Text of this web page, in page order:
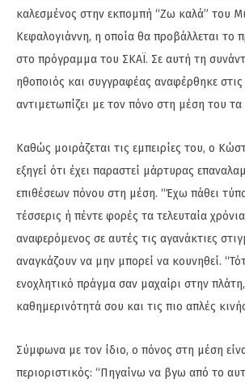
καλεσμένος στην εκπομπή “Ζω καλά” του
Κεφαλογιάννη, η οποία θα προβάλλεται το
στο πρόγραμμα του ΣΚΑΪ. Σε αυτή τη
ηθοποιός και συγγραφέας αναφέρθηκε
αντιμετωπίζει με τον πόνο στη μέση του τα
Καθώς μοιράζεται τις εμπειρίες του, ο
εξηγεί ότι έχει παραστεί μάρτυρας
επιθέσεων πόνου στη μέση. “Έχω πάθει
τέσσερις ή πέντε φορές τα τελευταία
αναφερόμενος σε αυτές τις αγανάκτιες
αναγκάζουν να μην μπορεί να κουνηθεί.
ενοχλητικό πράγμα σαν μαχαίρι στην
καθημερινότητά σου και τις πιο απλές
Σύμφωνα με τον ίδιο, ο πόνος στη μέση
περιοριστικός: “Πηγαίνω να βγω από το